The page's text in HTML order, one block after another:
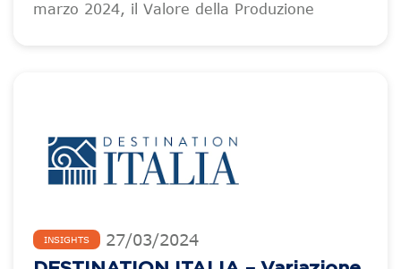
marzo 2024, il Valore della Produzione
INSIGHTS 27/03/2024